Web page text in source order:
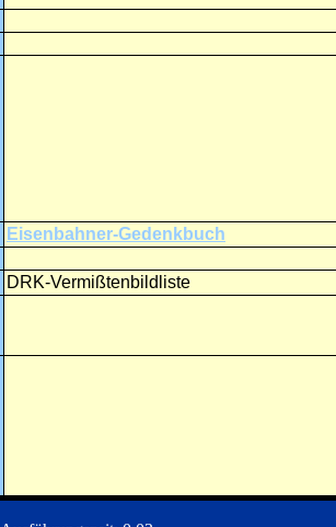
Eisenbahner-Gedenkbuch
DRK-Vermißtenbildliste